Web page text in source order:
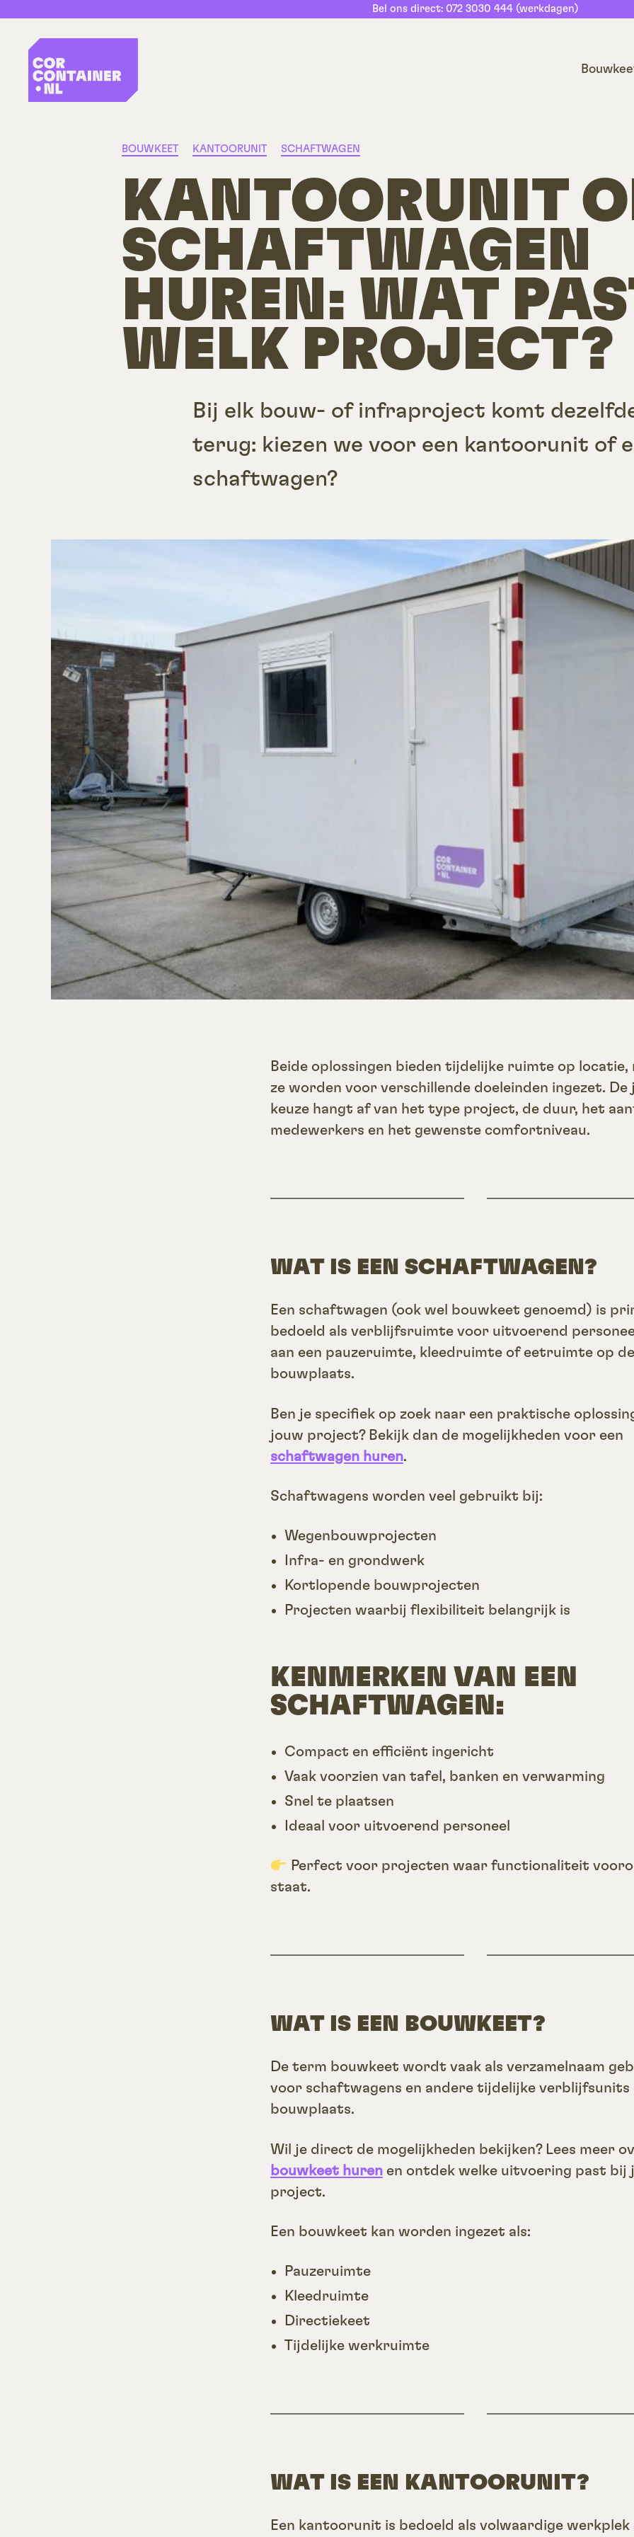
Bel ons direct: 072 3030 444 (werkdagen)
Categorieën
BOUWKEET KANTOORUNIT SCHAFTWAGEN
KANTOORUNIT
SCHAFTWAGEN
HUREN: WAT
WELK PROJECT?
Bij elk bouw- of infraproject komt
terug: kiezen we voor een kantoorunit of
schaftwagen?
Beide oplossingen bieden tijdelijke ruimte op locatie,
ze worden voor verschillende doeleinden ingezet. De
keuze hangt af van het type project, de duur, het
medewerkers en het gewenste comfortniveau.
WAT IS EEN SCHAFTWAGEN?
Een schaftwagen (ook wel bouwkeet genoemd) is
bedoeld als verblijfsruimte voor uitvoerend
aan een pauzeruimte, kleedruimte of eetruimte op de
bouwplaats.
Ben je specifiek op zoek naar een praktische
jouw project? Bekijk dan de mogelijkheden voor een
schaftwagen huren.
Schaftwagens worden veel gebruikt bij:
Wegenbouwprojecten
Infra- en grondwerk
Kortlopende bouwprojecten
Projecten waarbij flexibiliteit belangrijk is
KENMERKEN VAN EEN
SCHAFTWAGEN:
Compact en efficiënt ingericht
Vaak voorzien van tafel, banken en verwarming
Snel te plaatsen
Ideaal voor uitvoerend personeel
Perfect voor projecten waar functionaliteit
staat.
WAT IS EEN BOUWKEET?
De term bouwkeet wordt vaak als verzamelnaam
voor schaftwagens en andere tijdelijke verblijfsunits
bouwplaats.
Wil je direct de mogelijkheden bekijken? Lees meer
bouwkeet huren en ontdek welke uitvoering past bij
project.
Een bouwkeet kan worden ingezet als:
Pauzeruimte
Kleedruimte
Directiekeet
Tijdelijke werkruimte
WAT IS EEN KANTOORUNIT?
Een kantoorunit is bedoeld als volwaardige werkplek